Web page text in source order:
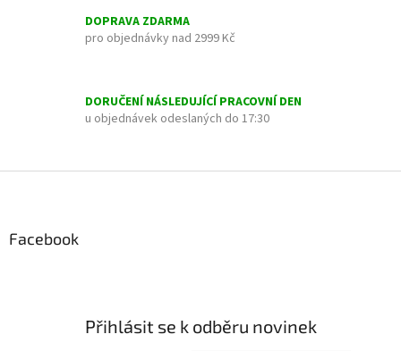
p
DOPRAVA ZDARMA
pro objednávky nad 2999 Kč
DORUČENÍ NÁSLEDUJÍCÍ PRACOVNÍ DEN
u objednávek odeslaných do 17:30
Facebook
Přihlásit se k odběru novinek